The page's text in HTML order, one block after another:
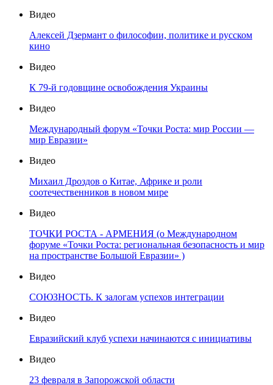
Видео
Алексей Дзермант о философии, политике и русском
кино
Видео
К 79-й годовщине освобождения Украины
Видео
Международный форум «Точки Роста: мир России —
мир Евразии»
Видео
Михаил Дроздов о Китае, Африке и роли
соотечественников в новом мире
Видео
ТОЧКИ РОСТА - АРМЕНИЯ (о Международном
форуме «Точки Роста: региональная безопасность и мир
на пространстве Большой Евразии» )
Видео
СОЮЗНОСТЬ. К залогам успехов интеграции
Видео
Евразийский клуб успехи начинаются с инициативы
Видео
23 февраля в Запорожской области